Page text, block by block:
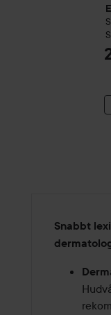
Snabbt